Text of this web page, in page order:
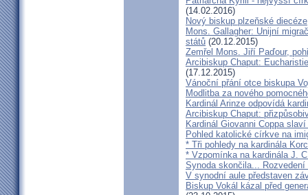
(14.02.2016)
Nový biskup plzeňské diecéze
Mons. Gallagher: Unijní
států (20.12.2015)
Zemřel Mons. Jiří Paďour,
Arcibiskup Chaput:
(17.12.2015)
Vánoční přání otce biskupa
Modlitba za nového
Kardinál Arinze odpovídá
Arcibiskup Chaput:
Kardinál Giovanni Coppa
Pohled katolické církve na
* Tři pohledy na kardinála
* Vzpomínka na kardinála J.
Synoda skončila...
V synodní aule představen
Biskup Vokál kázal před